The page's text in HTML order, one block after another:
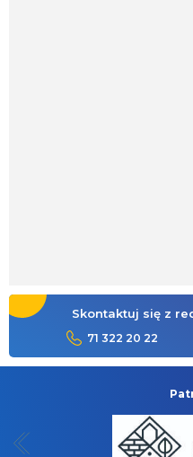
Skontaktuj się z
71 322 20 22